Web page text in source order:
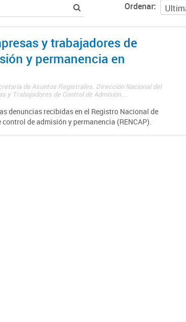
Ordenar
y trabajadores de
y permanencia en
de Asuntos Registrales. Dirección Nacional del
y Trabajadores de Control de Admisión...
denuncias recibidas en el Registro Nacional de
de admisión y permanencia (RENCAP).